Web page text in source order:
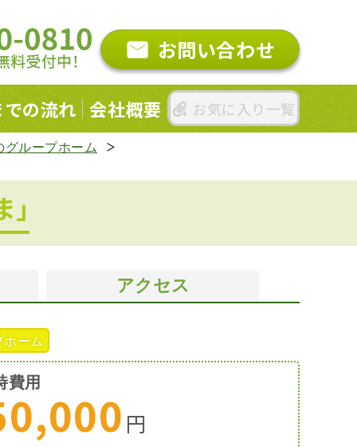
お問い合わせ
の流れ 会社概要 お気に入り一覧
グループホーム
｣
アクセス
ーム
費用
円